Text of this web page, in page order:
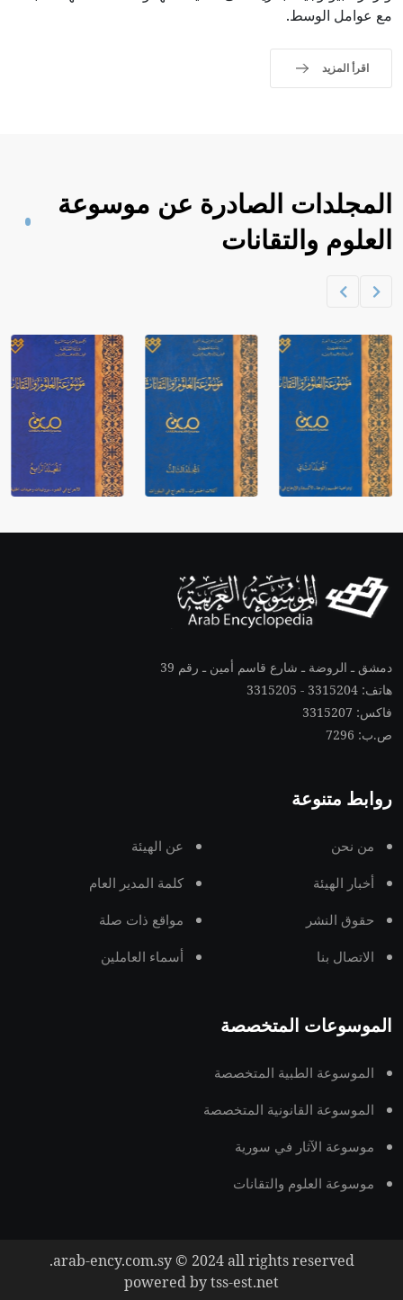
مع عوامل الوسط.
اقرأ المزيد
المجلدات الصادرة عن موسوعة
العلوم والتقانات
دمشق ـ الروضة ـ شارع قاسم أمين ـ رقم 39
هاتف: 3315204 - 3315205
فاكس: 3315207
ص.ب: 7296
روابط متنوعة
من نحن عن الهيئة
أخبار الهيئة كلمة المدير العام
حقوق النشر مواقع ذات صلة
الاتصال بنا أسماء العاملين
الموسوعات المتخصصة
الموسوعة الطبية المتخصصة
الموسوعة القانونية المتخصصة
موسوعة الآثار في سورية
موسوعة العلوم والتقانات
arab-ency.com.sy © 2024 all rights reserved.
powered by tss-est.net